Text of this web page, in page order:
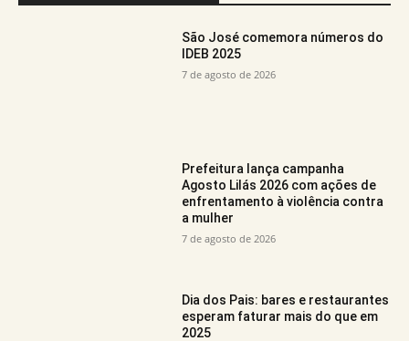
São José comemora números do
IDEB 2025
7 de agosto de 2026
Prefeitura lança campanha
Agosto Lilás 2026 com ações de
enfrentamento à violência contra
a mulher
7 de agosto de 2026
Dia dos Pais: bares e restaurantes
esperam faturar mais do que em
2025